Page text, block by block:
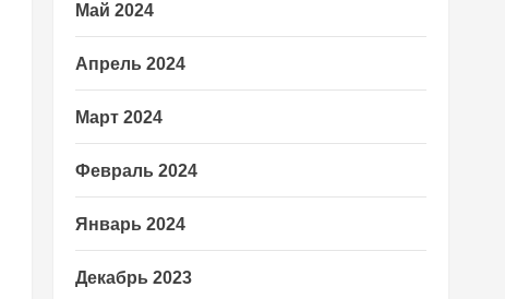
Май 2024
Апрель 2024
Март 2024
Февраль 2024
Январь 2024
Декабрь 2023